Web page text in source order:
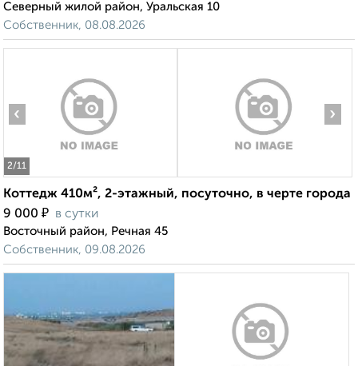
Северный жилой район, Уральская 10
Собственник, 08.08.2026
2/11
‹ ›
Коттедж 410м², 2-этажный, посуточно, в черте города
9 000 ₽ в сутки
Восточный район, Речная 45
Собственник, 09.08.2026